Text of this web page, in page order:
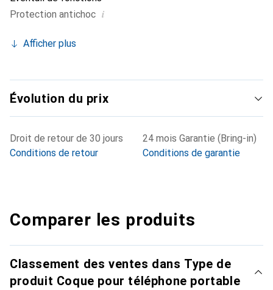
Protection antichoc i
Afficher plus
Évolution du prix
Droit de retour de 30 jours
Conditions de retour
24 mois Garantie (Bring-in)
Conditions de garantie
Comparer les produits
Classement des ventes dans Type de
produit Coque pour téléphone portable